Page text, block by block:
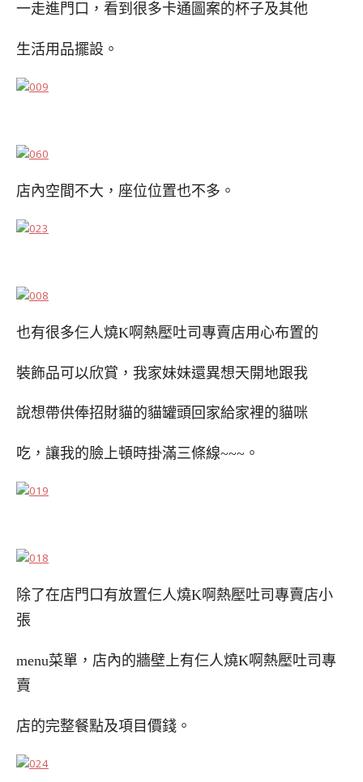
一走進門口，看到很多卡通圖案的杯子及其他
生活用品擺設。
店內空間不大，座位位置也不多。
也有很多仨人燒K啊熱壓吐司專賣店用心布置的
裝飾品可以欣賞，我家妹妹還異想天開地跟我
說想帶供俸招財貓的貓罐頭回家給家裡的貓咪
吃，讓我的臉上頓時掛滿三條線~~~ 。
除了在店門口有放置仨人燒K啊熱壓吐司專賣店小
張
menu菜單，店內的牆壁上有仨人燒K啊熱壓吐司專
賣
店的完整餐點及項目價錢。